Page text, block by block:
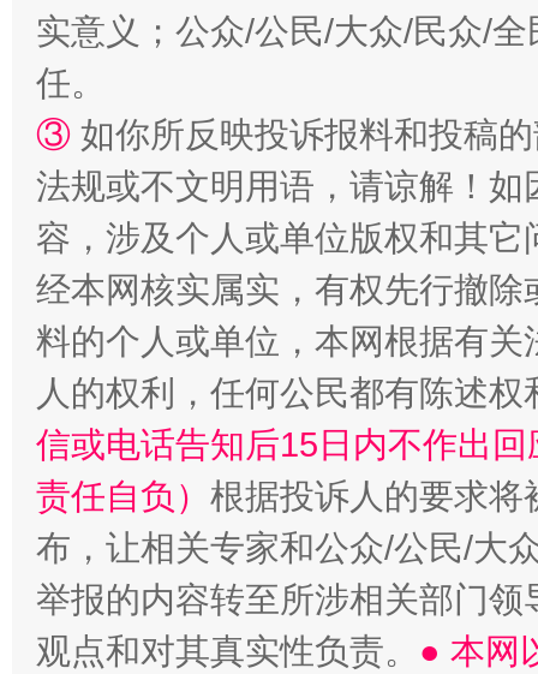
“蜀中异人”王建安的艺术幻境
实意义；公众/公民/大众/民众/
任。
③ 如你所反映投诉报料和投稿
法规或不文明用语，请谅解！
容，涉及个人或单位版权和其它
经本网核实属实，有权先行撤
料的个人或单位，本网根据有
人的权利，任何公民都有陈述
信或电话告知后15日内不作出
责任自负） 根据投诉人的要求将
布，让相关专家和公众/公民/大
举报的内容转至所涉相关部门
观点和对其真实性负责。 ● 本网